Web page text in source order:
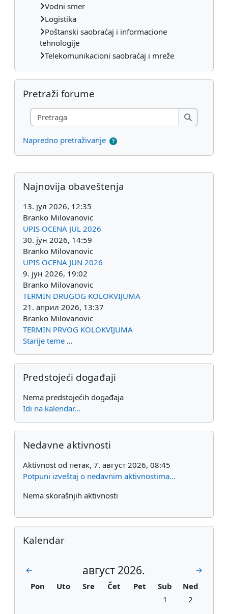
Vodni smer
Logistika
Poštanski saobraćaj i informacione
tehnologije
Telekomunikacioni saobraćaj i mreže
Preskoči Pretraži forume
Pretraži forume
Pretraga
Pretraga
Napredno pretraživanje
Dodatni blokovi
Preskoči Najnovija obaveštenja
Najnovija obaveštenja
13. јул 2026, 12:35
Branko Milovanovic
UPIS OCENA JUL 2026
30. јун 2026, 14:59
Branko Milovanovic
UPIS OCENA JUN 2026
9. јун 2026, 19:02
Branko Milovanovic
TERMIN DRUGOG KOLOKVIJUMA
21. април 2026, 13:37
Branko Milovanovic
TERMIN PRVOG KOLOKVIJUMA
Starije teme ...
Preskoči Predstojeći događaji
Predstojeći događaji
Nema predstojećih događaja
Idi na kalendar...
Preskoči Nedavne aktivnosti
Nedavne aktivnosti
Aktivnost od петак, 7. август 2026, 08:45
Potpuni izveštaj o nedavnim aktivnostima...
Nema skorašnjih aktivnosti
Preskoči Kalendar
Kalendar
← 1 јул 2026, 12:00август 2026. 1 сеп
→
Ponedeljak
Pon Utorak
Uto Sreda
Sre Četvrtak
Čet Petak
Pet Subota
Sub Nedelja
Ned
Nema događaja,
1 Nema
2